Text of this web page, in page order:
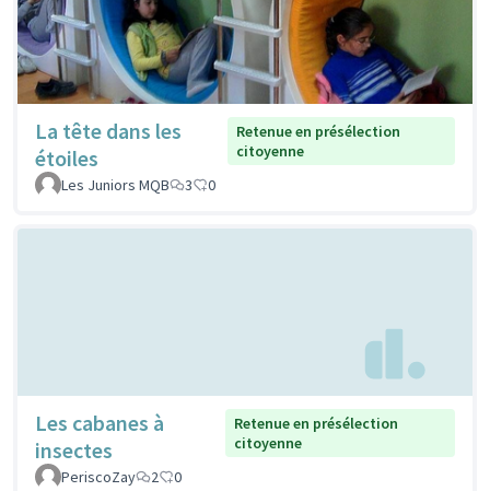
La tête dans les
étoiles
Retenue en présélection
citoyenne
Les Juniors MQB
3 0
Les cabanes à
insectes
Retenue en présélection
citoyenne
PeriscoZay
2 0